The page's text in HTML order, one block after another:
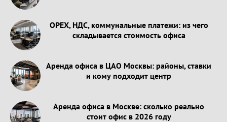
OPEX, НДС, коммунальные платежи: из чего
складывается стоимость офиса
Аренда офиса в ЦАО Москвы: районы, ставки
и кому подходит центр
Аренда офиса в Москве: сколько реально
стоит офис в 2026 году